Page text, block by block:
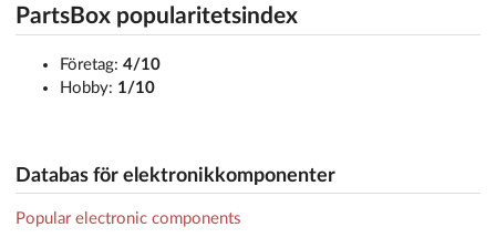
PartsBox popularitetsindex
Företag: 4/10
Hobby: 1/10
Databas för elektronikkomponenter
Popular electronic components